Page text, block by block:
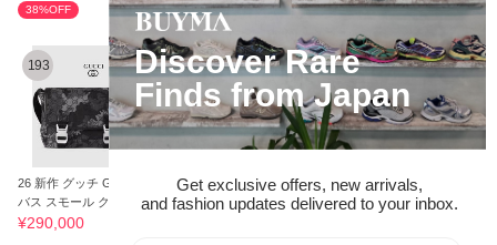
38%OFF 4%OFF 51%OFF
193
26 新作 グッチ GGキャン
バス スモール クロスボデ
ィバッグ 迷彩
¥290,000
194
25新作 グッチ GGエンブ
レム ミディアム クロスボ
195
☆送料関税込☆GUCCI GG
キャンバス ミニ ショルダ